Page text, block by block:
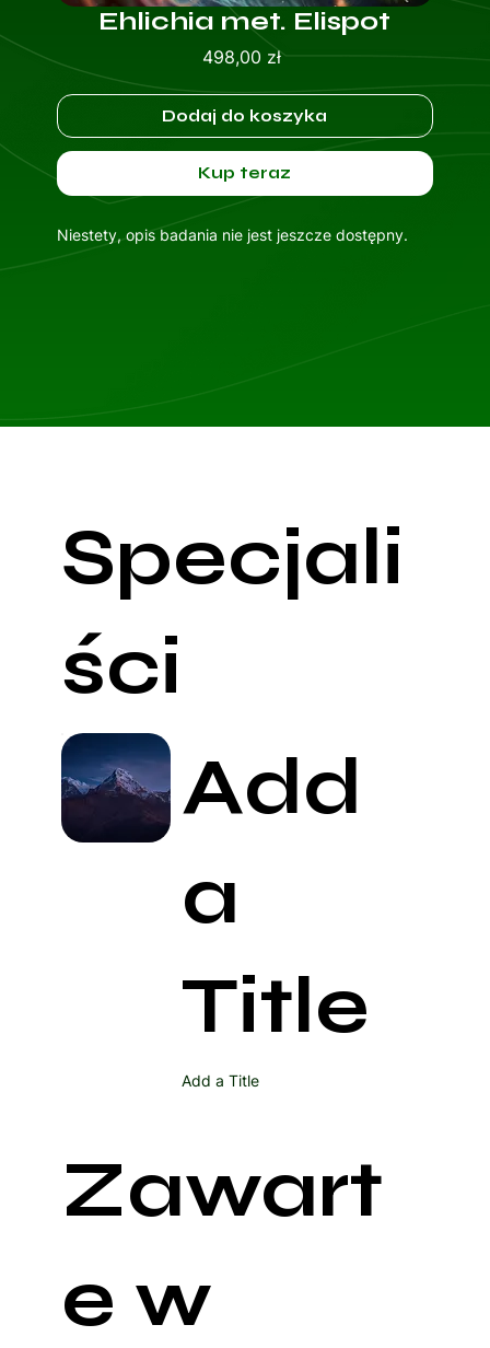
Ehlichia met. Elispot
498,00 złCena
Dodaj do koszyka
Kup teraz
Niestety, opis badania nie jest jeszcze dostępny.
Specjali
ści
Add
a
Title
Add a Title
Zawart
e w